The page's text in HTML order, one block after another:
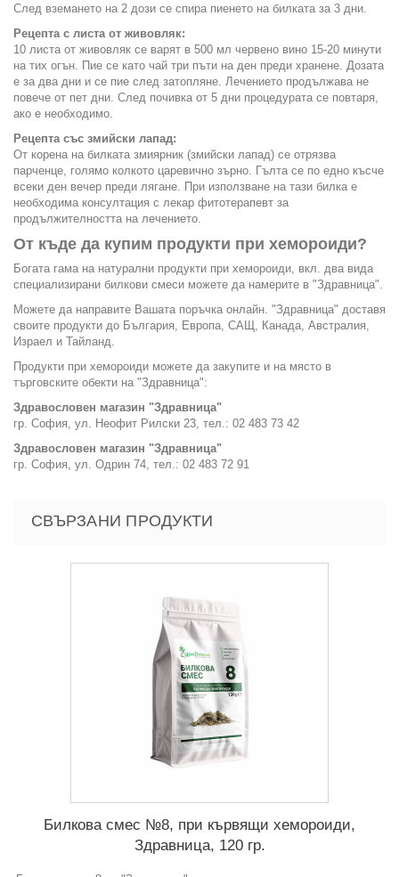
След вземането на 2 дози се спира пиенето на билката за 3 дни.
Рецепта с листа от живовляк:
10 листа от живовляк се варят в 500 мл червено вино 15-20 минути
на тих огън. Пие се като чай три пъти на ден преди хранене. Дозата
е за два дни и се пие след затопляне. Лечението продължава не
повече от пет дни. След почивка от 5 дни процедурата се повтаря,
ако е необходимо.
Рецепта със змийски лапад:
От корена на билката змиярник (змийски лапад) се отрязва
парченце, голямо колкото царевично зърно. Гълта се по едно късче
всеки ден вечер преди лягане. При използване на тази билка е
необходима консултация с лекар фитотерапевт за
продължителността на лечението.
От къде да купим продукти при хемороиди?
Богата гама на натурални продукти при хемороиди, вкл. два вида
специализирани билкови смеси можете да намерите в "Здравница".
Можете да направите Вашата поръчка онлайн. "Здравница" доставя
своите продукти до България, Европа, САЩ, Канада, Австралия,
Израел и Тайланд.
Продукти при хемороиди можете да закупите и на място в
търговските обекти на "Здравница":
Здравословен магазин "Здравница"
гр. София, ул. Неофит Рилски 23, тел.: 02 483 73 42
Здравословен магазин "Здравница"
гр. София, ул. Одрин 74, тел.: 02 483 72 91
СВЪРЗАНИ ПРОДУКТИ
Билкова смес №8, при кървящи хемороиди,
Здравница, 120 гр.